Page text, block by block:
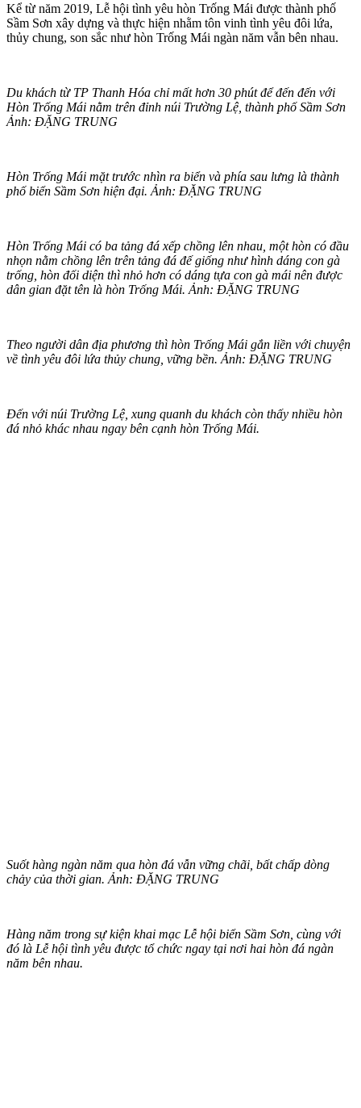
Kể từ năm 2019, Lễ hội tình yêu hòn Trống Mái được thành phố
Sầm Sơn xây dựng và thực hiện nhằm tôn vinh tình yêu đôi lứa,
thủy chung, son sắc như hòn Trống Mái ngàn năm vẫn bên nhau.
Du khách từ TP Thanh Hóa chỉ mất hơn 30 phút để đến đến với
Hòn Trống Mái nằm trên đỉnh núi Trường Lệ, thành phố Sầm Sơn
Ảnh: ĐẶNG TRUNG
Hòn Trống Mái mặt trước nhìn ra biển và phía sau lưng là thành
phố biển Sầm Sơn hiện đại. Ảnh: ĐẶNG TRUNG
Hòn Trống Mái có ba tảng đá xếp chồng lên nhau, một hòn có đầu
nhọn nằm chồng lên trên tảng đá đế giống như hình dáng con gà
trống, hòn đối diện thì nhỏ hơn có dáng tựa con gà mái nên được
dân gian đặt tên là hòn Trống Mái. Ảnh: ĐẶNG TRUNG
Theo người dân địa phương thì hòn Trống Mái gắn liền với chuyện
về tình yêu đôi lứa thủy chung, vững bền. Ảnh: ĐẶNG TRUNG
Đến với núi Trường Lệ, xung quanh du khách còn thấy nhiều hòn
đá nhỏ khác nhau ngay bên cạnh hòn Trống Mái.
Suốt hàng ngàn năm qua hòn đá vẫn vững chãi, bất chấp dòng
chảy của thời gian. Ảnh: ĐẶNG TRUNG
Hàng năm trong sự kiện khai mạc Lễ hội biển Sầm Sơn, cùng với
đó là Lễ hội tình yêu được tổ chức ngay tại nơi hai hòn đá ngàn
năm bên nhau.